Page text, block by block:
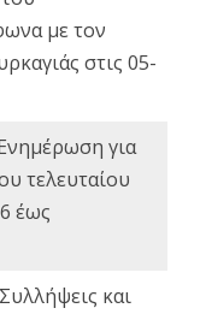
με τον
στις 05-
για
τελευταίου
έως
Συλλήψεις και